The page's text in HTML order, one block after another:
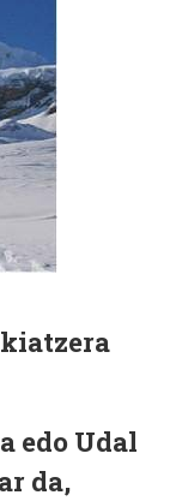
edo Udal
da,